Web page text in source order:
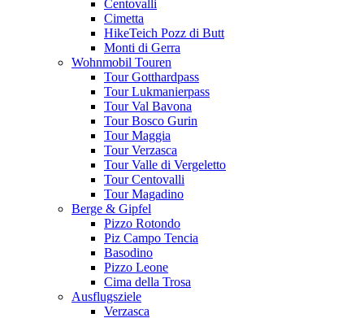
Centovalli
Cimetta
HikeTeich Pozz di Butt
Monti di Gerra
Wohnmobil Touren
Tour Gotthardpass
Tour Lukmanierpass
Tour Val Bavona
Tour Bosco Gurin
Tour Maggia
Tour Verzasca
Tour Valle di Vergeletto
Tour Centovalli
Tour Magadino
Berge & Gipfel
Pizzo Rotondo
Piz Campo Tencia
Basodino
Pizzo Leone
Cima della Trosa
Ausflugsziele
Verzasca